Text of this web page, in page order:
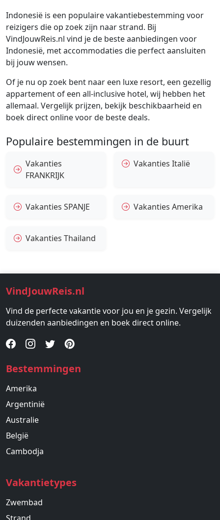
Indonesië is een populaire vakantiebestemming voor
reizigers die op zoek zijn naar strand. Bij
VindJouwReis.nl vind je de beste aanbiedingen voor
Indonesië, met accommodaties die perfect aansluiten
bij jouw wensen.
Of je nu op zoek bent naar een luxe resort, een gezellig
appartement of een all-inclusive hotel, wij hebben het
allemaal. Vergelijk prijzen, bekijk beschikbaarheid en
boek direct online voor de beste deals.
Populaire bestemmingen in de buurt
Vakanties
FRANKRIJK
Vakanties Italië
Vakanties SPANJE Vakanties Amerika
Vakanties Thailand
VindJouwReis.nl
Vind de perfecte vakantie voor jou en je gezin. Vergelijk
duizenden aanbiedingen en boek direct online.
Bestemmingen
Amerika
Argentinië
Australie
België
Cambodja
Vakantietypes
Zwembad